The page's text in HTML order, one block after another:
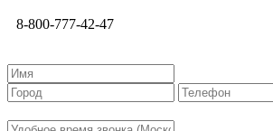
8-800-777-42-47